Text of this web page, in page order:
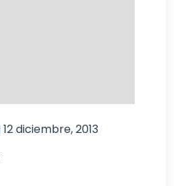
12 diciembre, 2013